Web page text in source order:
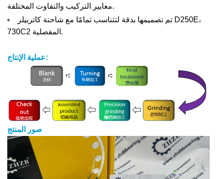
معايير التركيب والتفاوت المختلفة.
تم تصميمها بدقة لتتناسب تمامًا مع شاحنة كاتربيلر D250E،
730C2 المفصلية.
عملية الإنتاج:
صور المنتج